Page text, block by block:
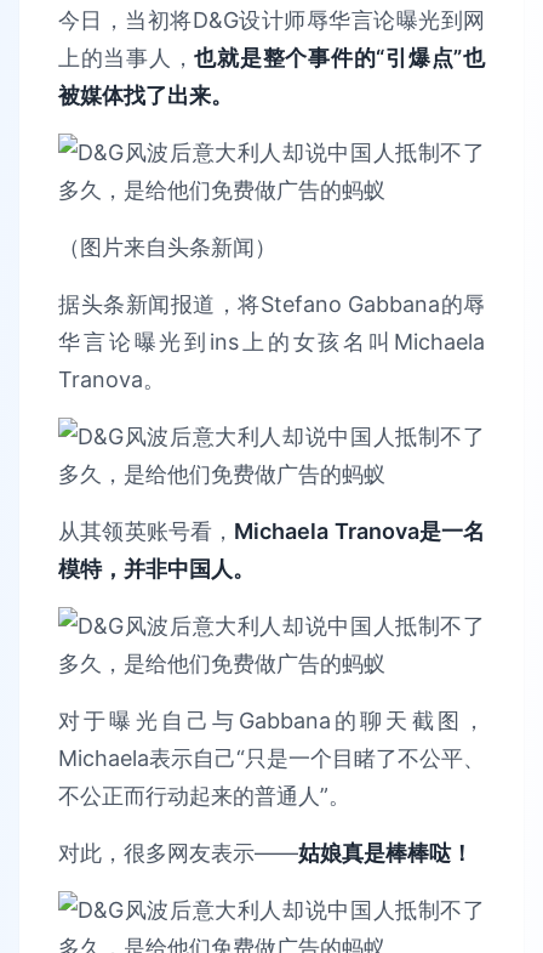
今日，当初将D&G设计师辱华言论曝光到网
上的当事人，也就是整个事件的“引爆点”也
被媒体找了出来。
（图片来自头条新闻）
据头条新闻报道，将Stefano Gabbana的辱
华言论曝光到ins上的女孩名叫Michaela
Tranova。
从其领英账号看， Michaela Tranova是一名
模特，并非中国人。
对于曝光自己与Gabbana的聊天截图，
Michaela表示自己“只是一个目睹了不公平、
不公正而行动起来的普通人”。
对此，很多网友表示——姑娘真是棒棒哒！